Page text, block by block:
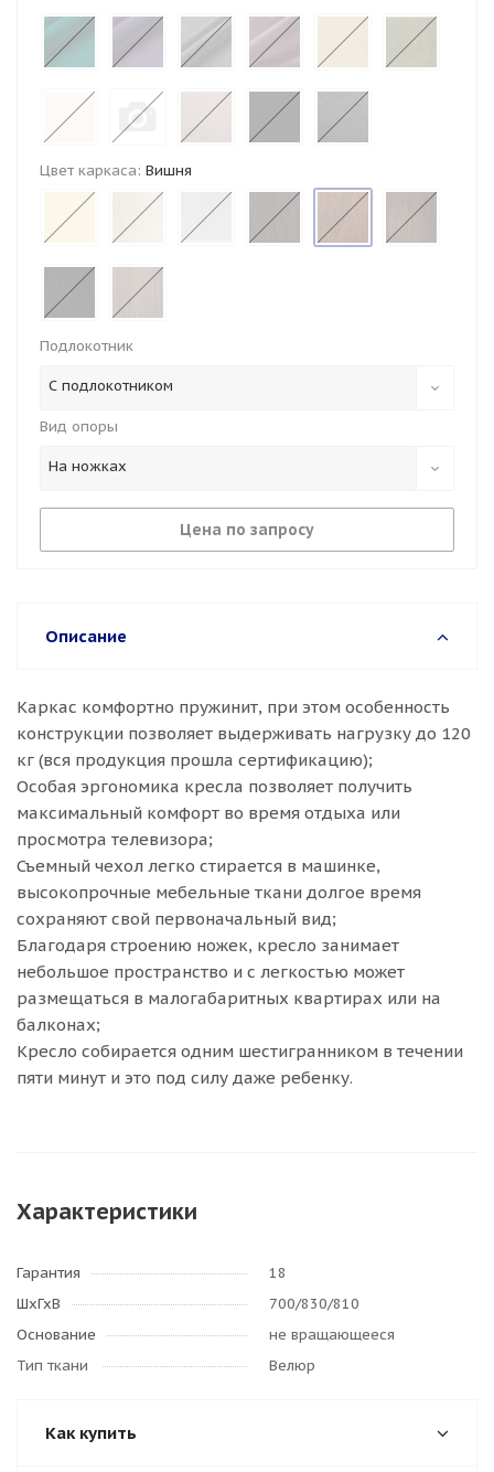
Цвет каркаса: Вишня
Подлокотник
С подлокотником
Вид опоры
На ножках
Цена по запросу
Описание
Каркас комфортно пружинит, при этом особенность
конструкции позволяет выдерживать нагрузку до 120
кг (вся продукция прошла сертификацию);
Особая эргономика кресла позволяет получить
максимальный комфорт во время отдыха или
просмотра телевизора;
Съемный чехол легко стирается в машинке,
высокопрочные мебельные ткани долгое время
сохраняют свой первоначальный вид;
Благодаря строению ножек, кресло занимает
небольшое пространство и с легкостью может
размещаться в малогабаритных квартирах или на
балконах;
Кресло собирается одним шестигранником в течении
пяти минут и это под силу даже ребенку.
Характеристики
Гарантия
18
ШхГхВ
700/830/810
Основание
не вращающееся
Тип ткани
Велюр
Как купить